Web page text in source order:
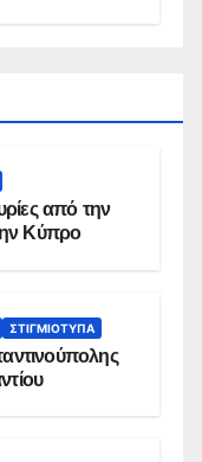
από την
Κύπρο
ΣΤΙΓΜΙΌΤΥΠΑ